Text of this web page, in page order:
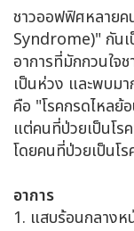
ชาวออฟฟิศหลาย
Syndrome)" กันเ
อาการที่มักกวนใจ
เป็นห่วง และพบม
คือ "โรคกรดไหลย้
แต่คนที่ป่วยเป็นโร
โดยคนที่ป่วยเป็นโ
อาการ
1. แสบร้อนกลางห